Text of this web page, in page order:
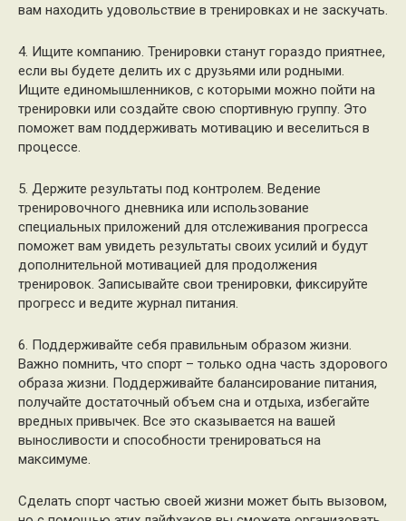
вам находить удовольствие в тренировках и не заскучать.
4. Ищите компанию. Тренировки станут гораздо приятнее,
если вы будете делить их с друзьями или родными.
Ищите единомышленников, с которыми можно пойти на
тренировки или создайте свою спортивную группу. Это
поможет вам поддерживать мотивацию и веселиться в
процессе.
5. Держите результаты под контролем. Ведение
тренировочного дневника или использование
специальных приложений для отслеживания прогресса
поможет вам увидеть результаты своих усилий и будут
дополнительной мотивацией для продолжения
тренировок. Записывайте свои тренировки, фиксируйте
прогресс и ведите журнал питания.
6. Поддерживайте себя правильным образом жизни.
Важно помнить, что спорт – только одна часть здорового
образа жизни. Поддерживайте балансирование питания,
получайте достаточный объем сна и отдыха, избегайте
вредных привычек. Все это сказывается на вашей
выносливости и способности тренироваться на
максимуме.
Сделать спорт частью своей жизни может быть вызовом,